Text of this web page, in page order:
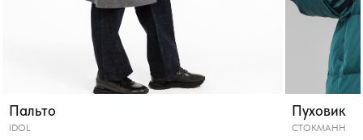
Пальто
IDOL
Пуховик
СТОКМАНН